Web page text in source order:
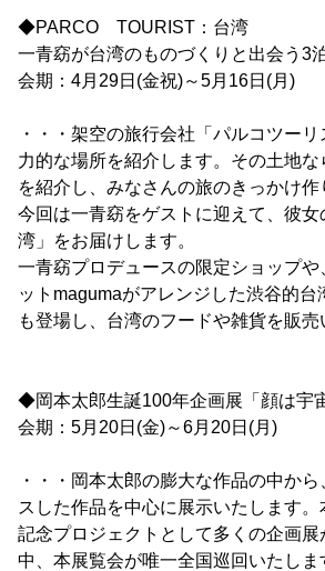
◆PARCO TOURIST：台湾
一青窈が台湾のものづくりと出会う3
会期：4月29日(金祝)～5月16日(月)
・・・架空の旅行会社「パルコツー
力的な場所を紹介します。その土地
を紹介し、みなさんの旅のきっかけ作
今回は一青窈をゲストに迎えて、彼女
湾」をお届けします。
一青窈プロデュースの限定ショップ
ットmagumaがアレンジした渋谷的台
も登場し、台湾のフードや雑貨を販売
◆岡本太郎生誕100年企画展「顔は宇
会期：5月20日(金)～6月20日(月)
・・・岡本太郎の膨大な作品の中か
スした作品を中心に展示いたします
記念プロジェクトとして多くの企画展
中、本展覧会が唯一全国巡回いたし